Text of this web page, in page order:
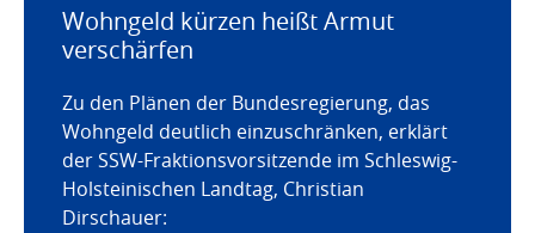
Wohngeld kürzen heißt Armut
verschärfen
Zu den Plänen der Bundesregierung, das
Wohngeld deutlich einzuschränken, erklärt
der SSW-Fraktionsvorsitzende im Schleswig-
Holsteinischen Landtag, Christian
Dirschauer: